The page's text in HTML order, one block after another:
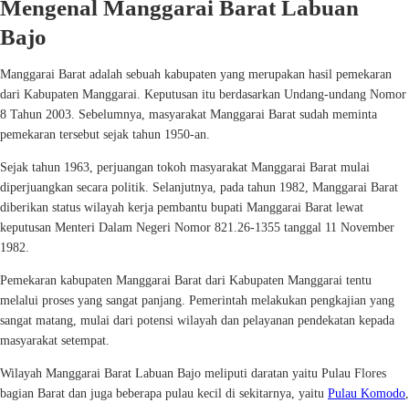
Mengenal Manggarai Barat Labuan
Bajo
Manggarai Barat adalah sebuah kabupaten yang merupakan hasil pemekaran
dari Kabupaten Manggarai. Keputusan itu berdasarkan Undang-undang Nomor
8 Tahun 2003. Sebelumnya, masyarakat Manggarai Barat sudah meminta
pemekaran tersebut sejak tahun 1950-an.
Sejak tahun 1963, perjuangan tokoh masyarakat Manggarai Barat mulai
diperjuangkan secara politik. Selanjutnya, pada tahun 1982, Manggarai Barat
diberikan status wilayah kerja pembantu bupati Manggarai Barat lewat
keputusan Menteri Dalam Negeri Nomor 821.26-1355 tanggal 11 November
1982.
Pemekaran kabupaten Manggarai Barat dari Kabupaten Manggarai tentu
melalui proses yang sangat panjang. Pemerintah melakukan pengkajian yang
sangat matang, mulai dari potensi wilayah dan pelayanan pendekatan kepada
masyarakat setempat.
Wilayah Manggarai Barat Labuan Bajo meliputi daratan yaitu Pulau Flores
bagian Barat dan juga beberapa pulau kecil di sekitarnya, yaitu Pulau Komodo,